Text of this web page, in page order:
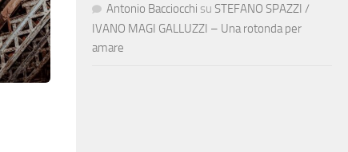
Antonio Bacciocchi su STEFANO SPAZZI /
IVANO MAGI GALLUZZI – Una rotonda per
amare